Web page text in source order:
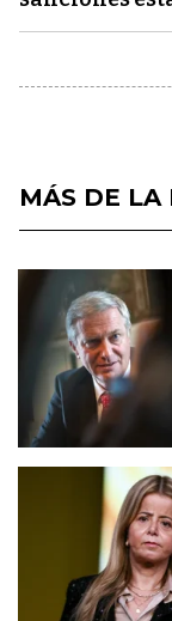
MÁS DE LA